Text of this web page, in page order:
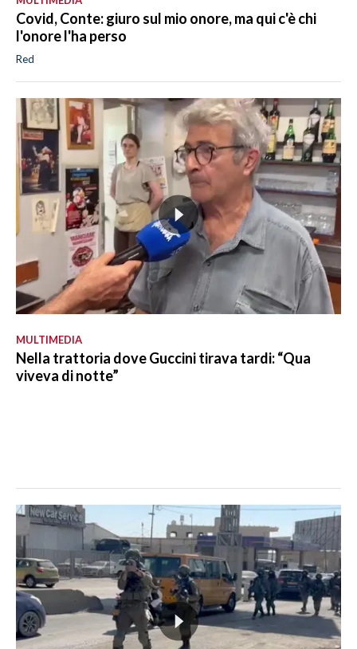
Covid, Conte: giuro sul mio onore, ma qui c'è chi
l'onore l'ha perso
Red
MULTIMEDIA
Nella trattoria dove Guccini tirava tardi: “Qua
viveva di notte”